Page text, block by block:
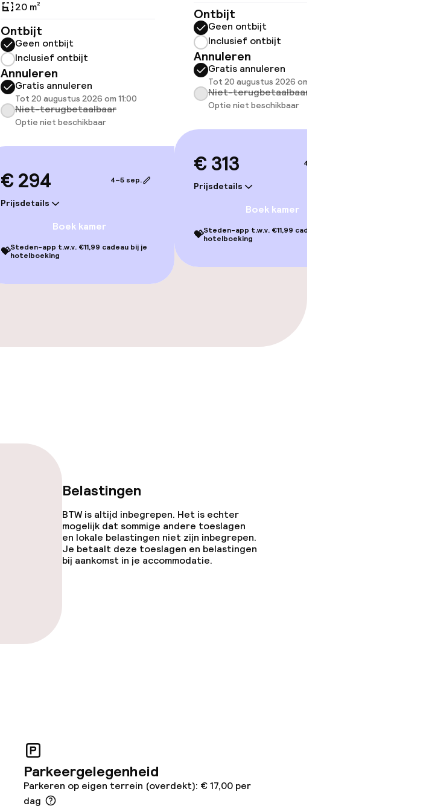
20 m²
Ontbijt
Geen ontbijt
Inclusief ontbijt
Annuleren
Gratis annuleren
Tot 20 augustus 2026 om 11:00
Niet-terugbetaalbaar
Optie niet beschikbaar
€ 294
Prijsdetails
4–5 sep.
Boek kamer
💝Steden-app t.w.v. €11,99 cadeau bij je
hotelboeking
Ontbijt
Geen ontbijt
Inclusief ontbijt
Annuleren
Gratis annuleren
Tot 20 augustus 2026 om 11:00
Niet-terugbetaalbaar
Optie niet beschikbaar
€ 313
Prijsdetails
4–5 sep.
Boek kamer
💝Steden-app t.w.v. €11,99 cadeau bij je
hotelboeking
Belastingen
BTW is altijd inbegrepen. Het is echter
mogelijk dat sommige andere toeslagen
en lokale belastingen niet zijn inbegrepen.
Je betaalt deze toeslagen en belastingen
bij aankomst in je accommodatie.
Parkeergelegenheid
Parkeren op eigen terrein (overdekt): € 17,00 per
dag